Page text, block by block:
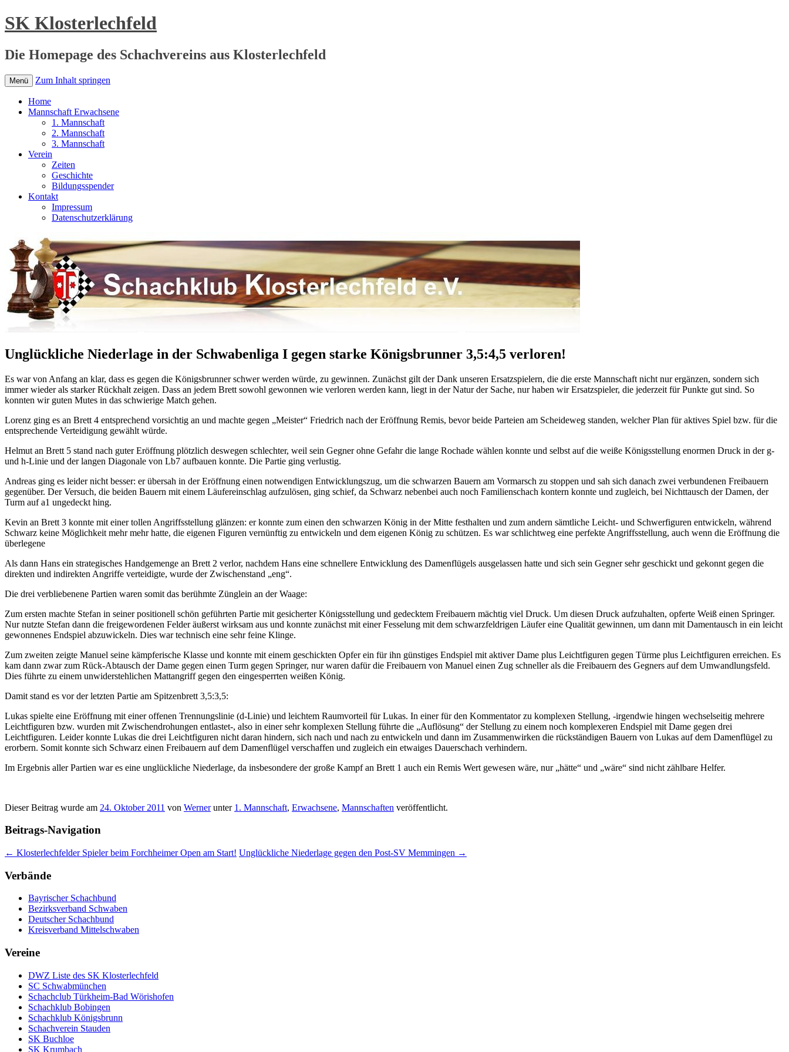
SK Klosterlechfeld
Die Homepage des Schachvereins aus Klosterlechfeld
Menü Zum Inhalt springen
Home
Mannschaft Erwachsene
1. Mannschaft
2. Mannschaft
3. Mannschaft
Verein
Zeiten
Geschichte
Bildungsspender
Kontakt
Impressum
Datenschutzerklärung
Unglückliche Niederlage in der Schwabenliga I gegen starke Königsbrunner 3,5:4,5 verloren!
Es war von Anfang an klar, dass es gegen die Königsbrunner schwer werden würde, zu gewinnen. Zunächst gilt der Dank unseren Ersatzspielern, die die erste Mannschaft nicht nur ergänzen, sondern sich
immer wieder als starker Rückhalt zeigen. Dass an jedem Brett sowohl gewonnen wie verloren werden kann, liegt in der Natur der Sache, nur haben wir Ersatzspieler, die jederzeit für Punkte gut sind. So
konnten wir guten Mutes in das schwierige Match gehen.
Lorenz ging es an Brett 4 entsprechend vorsichtig an und machte gegen „Meister“ Friedrich nach der Eröffnung Remis, bevor beide Parteien am Scheideweg standen, welcher Plan für aktives Spiel bzw. für die
entsprechende Verteidigung gewählt würde.
Helmut an Brett 5 stand nach guter Eröffnung plötzlich deswegen schlechter, weil sein Gegner ohne Gefahr die lange Rochade wählen konnte und selbst auf die weiße Königsstellung enormen Druck in der g-
und h-Linie und der langen Diagonale von Lb7 aufbauen konnte. Die Partie ging verlustig.
Andreas ging es leider nicht besser: er übersah in der Eröffnung einen notwendigen Entwicklungszug, um die schwarzen Bauern am Vormarsch zu stoppen und sah sich danach zwei verbundenen Freibauern
gegenüber. Der Versuch, die beiden Bauern mit einem Läufereinschlag aufzulösen, ging schief, da Schwarz nebenbei auch noch Familienschach kontern konnte und zugleich, bei Nichttausch der Damen, der
Turm auf a1 ungedeckt hing.
Kevin an Brett 3 konnte mit einer tollen Angriffsstellung glänzen: er konnte zum einen den schwarzen König in der Mitte festhalten und zum andern sämtliche Leicht- und Schwerfiguren entwickeln, während
Schwarz keine Möglichkeit mehr mehr hatte, die eigenen Figuren vernünftig zu entwickeln und dem eigenen König zu schützen. Es war schlichtweg eine perfekte Angriffsstellung, auch wenn die Eröffnung die
überlegene
Als dann Hans ein strategisches Handgemenge an Brett 2 verlor, nachdem Hans eine schnellere Entwicklung des Damenflügels ausgelassen hatte und sich sein Gegner sehr geschickt und gekonnt gegen die
direkten und indirekten Angriffe verteidigte, wurde der Zwischenstand „eng“.
Die drei verbliebenene Partien waren somit das berühmte Zünglein an der Waage:
Zum ersten machte Stefan in seiner positionell schön geführten Partie mit gesicherter Königsstellung und gedecktem Freibauern mächtig viel Druck. Um diesen Druck aufzuhalten, opferte Weiß einen Springer.
Nur nutzte Stefan dann die freigewordenen Felder äußerst wirksam aus und konnte zunächst mit einer Fesselung mit dem schwarzfeldrigen Läufer eine Qualität gewinnen, um dann mit Damentausch in ein leicht
gewonnenes Endspiel abzuwickeln. Dies war technisch eine sehr feine Klinge.
Zum zweiten zeigte Manuel seine kämpferische Klasse und konnte mit einem geschickten Opfer ein für ihn günstiges Endspiel mit aktiver Dame plus Leichtfiguren gegen Türme plus Leichtfiguren erreichen. Es
kam dann zwar zum Rück-Abtausch der Dame gegen einen Turm gegen Springer, nur waren dafür die Freibauern von Manuel einen Zug schneller als die Freibauern des Gegners auf dem Umwandlungsfeld.
Dies führte zu einem unwiderstehlichen Mattangriff gegen den eingesperrten weißen König.
Damit stand es vor der letzten Partie am Spitzenbrett 3,5:3,5:
Lukas spielte eine Eröffnung mit einer offenen Trennungslinie (d-Linie) und leichtem Raumvorteil für Lukas. In einer für den Kommentator zu komplexen Stellung, -irgendwie hingen wechselseitig mehrere
Leichtfiguren bzw. wurden mit Zwischendrohungen entlastet-, also in einer sehr komplexen Stellung führte die „Auflösung“ der Stellung zu einem noch komplexeren Endspiel mit Dame gegen drei
Leichtfiguren. Leider konnte Lukas die drei Leichtfiguren nicht daran hindern, sich nach und nach zu entwickeln und dann im Zusammenwirken die rückständigen Bauern von Lukas auf dem Damenflügel zu
erorbern. Somit konnte sich Schwarz einen Freibauern auf dem Damenflügel verschaffen und zugleich ein etwaiges Dauerschach verhindern.
Im Ergebnis aller Partien war es eine unglückliche Niederlage, da insbesondere der große Kampf an Brett 1 auch ein Remis Wert gewesen wäre, nur „hätte“ und „wäre“ sind nicht zählbare Helfer.
Dieser Beitrag wurde am 24. Oktober 2011 von Wernerunter 1. Mannschaft, Erwachsene, Mannschaften veröffentlicht.
Beitrags-Navigation
← Klosterlechfelder Spieler beim Forchheimer Open am Start! Unglückliche Niederlage gegen den Post-SV Memmingen →
Verbände
Bayrischer Schachbund
Bezirksverband Schwaben
Deutscher Schachbund
Kreisverband Mittelschwaben
Vereine
DWZ Liste des SK Klosterlechfeld
SC Schwabmünchen
Schachclub Türkheim-Bad Wörishofen
Schachklub Bobingen
Schachklub Königsbrunn
Schachverein Stauden
SK Buchloe
SK Krumbach